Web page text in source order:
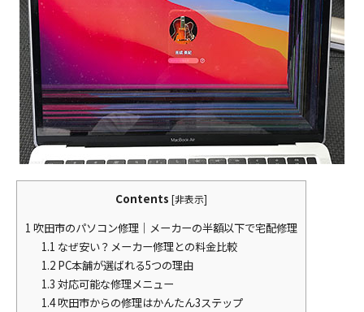
Contents [非表示]
1 吹田市のパソコン修理｜メーカーの半額以下で宅配修理
1.1 なぜ安い？メーカー修理との料金比較
1.2PC本舗が選ばれる5つの理由
1.3 対応可能な修理メニュー
1.4吹田市からの修理はかんたん3ステップ